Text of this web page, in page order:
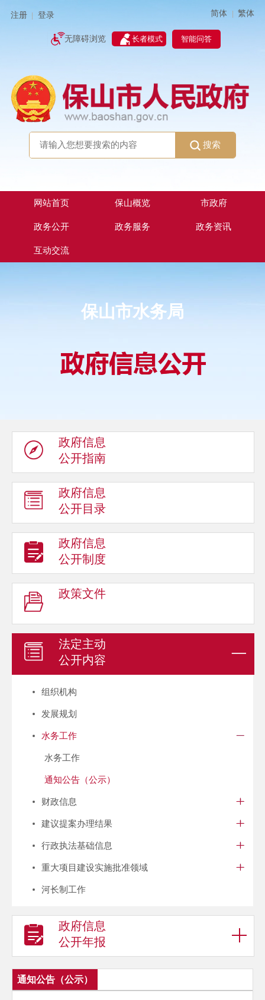
注册 登录 简体 | 繁体
无障碍浏览 长者模式 智能问答
搜索
网站首页 保山概览 市政府
政务公开 政务服务 政务资讯
互动交流
保山市水务局
政府信息
公开指南
政府信息
公开目录
政府信息
公开制度
政策文件
法定主动
公开内容
组织机构
发展规划
水务工作
水务工作
通知公告（公示）
财政信息
建议提案办理结果
行政执法基础信息
重大项目建设实施批准领域
河长制工作
政府信息
公开年报
通知公告（公示）